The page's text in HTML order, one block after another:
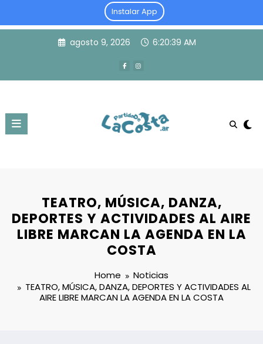
Instalar App
agosto 9, 2026 6:20:40 AM
TEATRO, MÚSICA, DANZA,
DEPORTES Y ACTIVIDADES AL AIRE
LIBRE MARCAN LA AGENDA EN LA
COSTA
Home
Noticias
TEATRO, MÚSICA, DANZA, DEPORTES Y ACTIVIDADES AL
AIRE LIBRE MARCAN LA AGENDA EN LA COSTA